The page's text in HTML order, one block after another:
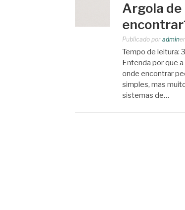
Argola de
Publicado por admin
Tempo de leitura: 3
Entenda por que
onde encontrar
simples, mas
sistemas de…